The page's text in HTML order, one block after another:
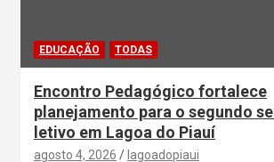
EDUCAÇÃO TODAS
Encontro Pedagógico fortalece
planejamento para o segundo
letivo em Lagoa do Piauí
agosto 4, 2026 lagoadopiaui